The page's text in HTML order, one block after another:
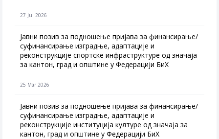
27 Jul 2026
Jавни позив за подношење пријава за финансирање/
суфинансирање изградње, адаптације и
реконструкције спортске инфраструктуре од значаја
за кантон, град и општине у Федерацији БиХ
25 Mar 2026
Јавни позив за подношење пријава за финансирање/
суфинансирање изградње, адаптације и
реконструкције институција културе од значаја за
кантон, град и општине у Федерацији БиХ